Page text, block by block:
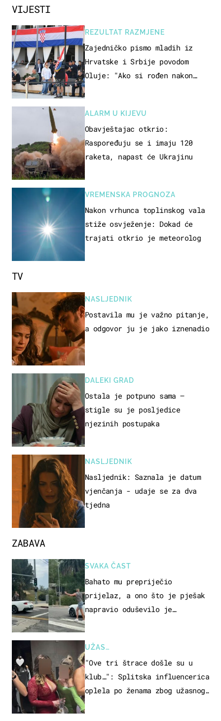
VIJESTI
REZULTAT RAZMJENE
Zajedničko pismo mladih iz
Hrvatske i Srbije povodom
Oluje: "Ako si rođen nakon
ALARM U KIJEVU
Obavještajac otkrio:
Raspoređuju se i imaju 120
raketa, napast će Ukrajinu
VREMENSKA PROGNOZA
Nakon vrhunca toplinskog vala
stiže osvježenje: Dokad će
trajati otkrio je meteorolog
ZABAVA
SVAKA ČAST
Bahato mu prepriječio
prijelaz, a ono što je pješak
napravio oduševilo je
UŽAS…
"Ove tri štrace došle su u
klub…": Splitska influencerica
oplela po ženama zbog užasnog
TV
NASLJEDNIK
Postavila mu je važno pitanje,
a odgovor ju je jako iznenadio
DALEKI GRAD
Ostala je potpuno sama –
stigle su je posljedice
njezinih postupaka
NASLJEDNIK
Nasljednik: Saznala je datum
vjenčanja - udaje se za dva
tjedna